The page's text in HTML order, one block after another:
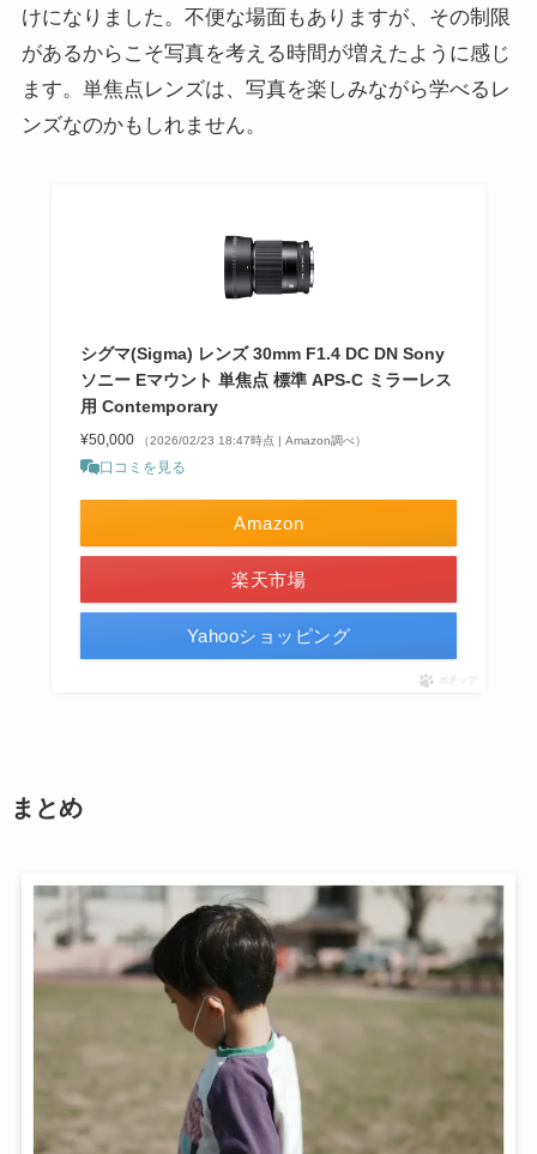
けになりました。不便な場面もありますが、その制限
があるからこそ写真を考える時間が増えたように感じ
ます。単焦点レンズは、写真を楽しみながら学べるレ
ンズなのかもしれません。
シグマ(Sigma) レンズ 30mm F1.4 DC DN Sony
ソニー Eマウント 単焦点 標準 APS-C ミラーレス
用 Contemporary
¥50,000 （2026/02/23 18:47時点 | Amazon調べ）
口コミを見る
Amazon
楽天市場
Yahooショッピング
ポチップ
まとめ